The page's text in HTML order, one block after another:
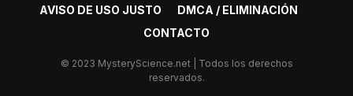
AVISO DE USO JUSTO
DMCA / ELIMINACIÓN
CONTACTO
© 2023 MysteryScience.net | Todos los derechos
reservados.